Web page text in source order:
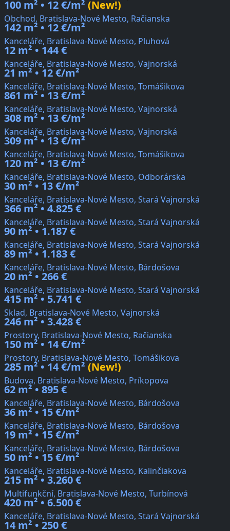
100 m² • 12 €/m² (New!)
Obchod, Bratislava-Nové Mesto, Račianska
142 m² • 12 €/m²
Kanceláře, Bratislava-Nové Mesto, Pluhová
12 m² • 144 €
Kanceláře, Bratislava-Nové Mesto, Vajnorská
21 m² • 12 €/m²
Kanceláře, Bratislava-Nové Mesto, Tomášikova
861 m² • 13 €/m²
Kanceláře, Bratislava-Nové Mesto, Vajnorská
308 m² • 13 €/m²
Kanceláře, Bratislava-Nové Mesto, Vajnorská
309 m² • 13 €/m²
Kanceláře, Bratislava-Nové Mesto, Tomášikova
120 m² • 13 €/m²
Kanceláře, Bratislava-Nové Mesto, Odborárska
30 m² • 13 €/m²
Kanceláře, Bratislava-Nové Mesto, Stará Vajnorská
366 m² • 4.825 €
Kanceláře, Bratislava-Nové Mesto, Stará Vajnorská
90 m² • 1.187 €
Kanceláře, Bratislava-Nové Mesto, Stará Vajnorská
89 m² • 1.183 €
Kanceláře, Bratislava-Nové Mesto, Bárdošova
20 m² • 266 €
Kanceláře, Bratislava-Nové Mesto, Stará Vajnorská
415 m² • 5.741 €
Sklad, Bratislava-Nové Mesto, Vajnorská
246 m² • 3.428 €
Prostory, Bratislava-Nové Mesto, Račianska
150 m² • 14 €/m²
Prostory, Bratislava-Nové Mesto, Tomášikova
285 m² • 14 €/m² (New!)
Budova, Bratislava-Nové Mesto, Príkopova
62 m² • 895 €
Kanceláře, Bratislava-Nové Mesto, Bárdošova
36 m² • 15 €/m²
Kanceláře, Bratislava-Nové Mesto, Bárdošova
19 m² • 15 €/m²
Kanceláře, Bratislava-Nové Mesto, Bárdošova
50 m² • 15 €/m²
Kanceláře, Bratislava-Nové Mesto, Kalinčiakova
215 m² • 3.260 €
Multifunkční, Bratislava-Nové Mesto, Turbínová
420 m² • 6.500 €
Kanceláře, Bratislava-Nové Mesto, Stará Vajnorská
14 m² • 250 €